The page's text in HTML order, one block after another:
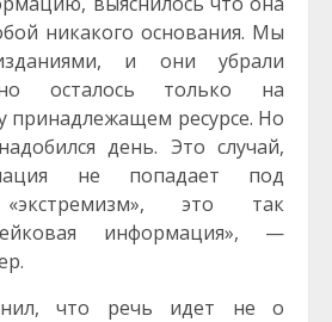
никакого основания. Мы
и они убрали
осталось только на
принадлежащем ресурсе. Но
день. Это случай,
не попадает под
это так
информация», —
что речь идет не о